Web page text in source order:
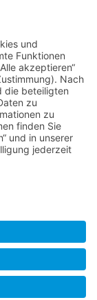
- Richardi -
Impressum